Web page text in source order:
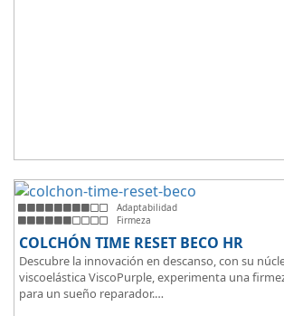
Adaptabilidad
Firmeza
COLCHÓN TIME RESET BECO HR
Descubre la innovación en descanso, con su
viscoelástica ViscoPurple, experimenta una
para un sueño reparador.
Disfruta de su transpirabilidad y gran